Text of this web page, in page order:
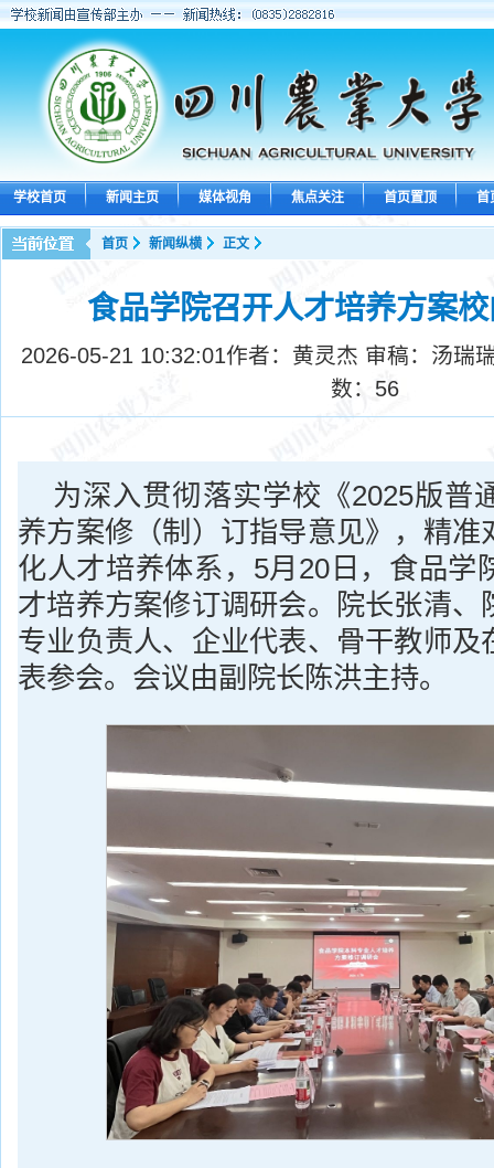
学校首页 新闻主页 媒体视角 焦点关注 首页置顶 首
首页 新闻纵横 正文
食品学院召开人才培养方案
2026-05-21 10:32:01作者：黄灵杰 审稿：汤瑞
数： 56
为深入贯彻落实学校《2025版普
养方案修（制）订指导意见》，精准
化人才培养体系，5月20日，食品学
才培养方案修订调研会。院长张清、
专业负责人、企业代表、骨干教师及
表参会。会议由副院长陈洪主持。